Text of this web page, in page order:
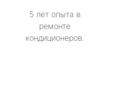
5 лет опыта в
ремонте
кондиционеров.